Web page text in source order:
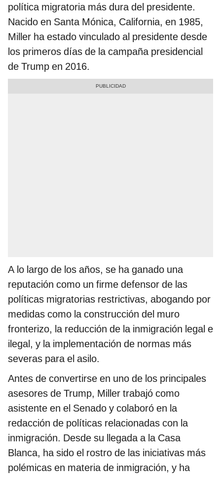
política migratoria más dura del presidente.
Nacido en Santa Mónica, California, en 1985,
Miller ha estado vinculado al presidente desde
los primeros días de la campaña presidencial
de Trump en 2016.
A lo largo de los años, se ha ganado una
reputación como un firme defensor de las
políticas migratorias restrictivas, abogando por
medidas como la construcción del muro
fronterizo, la reducción de la inmigración legal e
ilegal, y la implementación de normas más
severas para el asilo.
Antes de convertirse en uno de los principales
asesores de Trump, Miller trabajó como
asistente en el Senado y colaboró en la
redacción de políticas relacionadas con la
inmigración. Desde su llegada a la Casa
Blanca, ha sido el rostro de las iniciativas más
polémicas en materia de inmigración, y ha